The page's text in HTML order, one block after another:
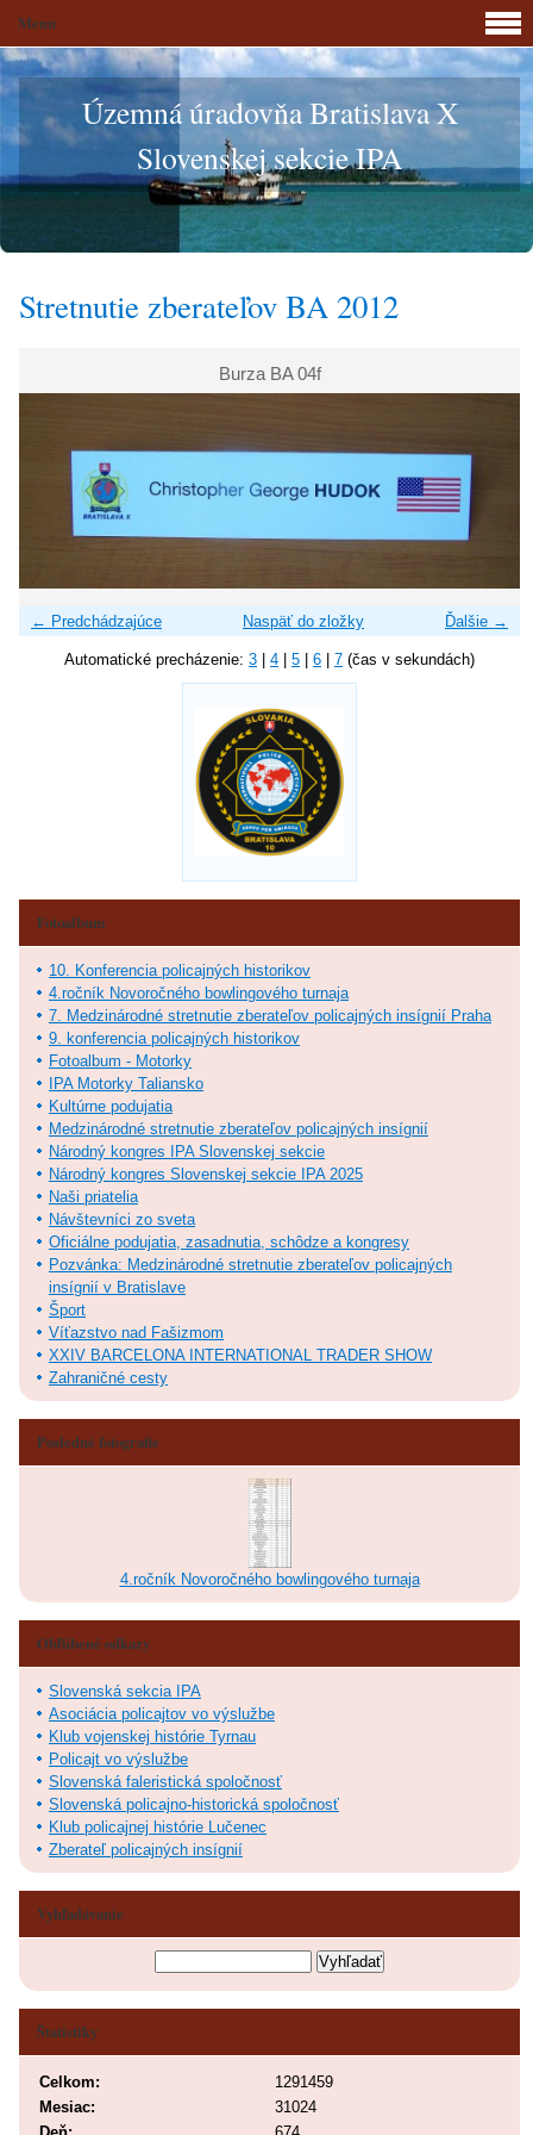
Územná úradovňa Bratislava X
Slovenskej sekcie IPA
Stretnutie zberateľov BA 2012
Burza BA 04f
← Predchádzajúce Ďalšie →
Naspäť do zložky
Automatické precházenie: 3 4 5 6 7 (čas v sekundách)
Menu
Fotoalbum
10. Konferencia policajných historikov
4.ročník Novoročného bowlingového turnaja
7. Medzinárodné stretnutie zberateľov policajných insígnií Praha
9. konferencia policajných historikov
Fotoalbum - Motorky
IPA Motorky Taliansko
Kultúrne podujatia
Medzinárodné stretnutie zberateľov policajných insígnií
Národný kongres IPA Slovenskej sekcie
Národný kongres Slovenskej sekcie IPA 2025
Naši priatelia
Návštevníci zo sveta
Oficiálne podujatia, zasadnutia, schôdze a kongresy
Pozvánka: Medzinárodné stretnutie zberateľov policajných
insígnií v Bratislave
Šport
Víťazstvo nad Fašizmom
XXIV BARCELONA INTERNATIONAL TRADER SHOW
Zahraničné cesty
Posledné fotografie
4.ročník Novoročného bowlingového turnaja
Obľúbené odkazy
Slovenská sekcia IPA
Asociácia policajtov vo výslužbe
Klub vojenskej histórie Tyrnau
Policajt vo výslužbe
Slovenská faleristická spoločnosť
Slovenská policajno-historická spoločnosť
Klub policajnej histórie Lučenec
Zberateľ policajných insígnií
Vyhľadávanie
Štatistiky
Celkom:
1291459
Mesiac:
31024